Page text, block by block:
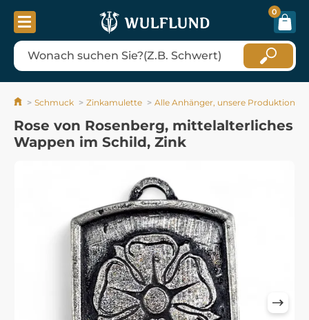
0
Schmuck Zinkamulette Alle Anhänger, unsere Produktion
Rose von Rosenberg, mittelalterliches
Wappen im Schild, Zink